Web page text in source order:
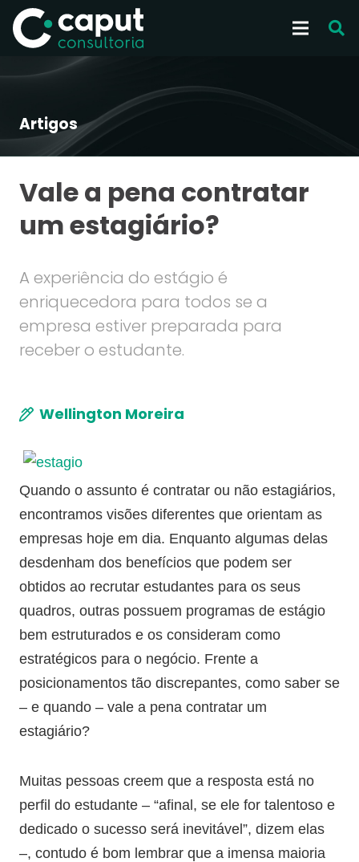
Artigos
Vale a pena contratar
um estagiário?
A experiência do estágio é
enriquecedora para todos se a
empresa estiver preparada para
receber o estudante.
Wellington Moreira
Quando o assunto é contratar ou não estagiários,
encontramos visões diferentes que orientam as
empresas hoje em dia. Enquanto algumas delas
desdenham dos benefícios que podem ser
obtidos ao recrutar estudantes para os seus
quadros, outras possuem programas de estágio
bem estruturados e os consideram como
estratégicos para o negócio. Frente a
posicionamentos tão discrepantes, como saber se
– e quando – vale a pena contratar um
estagiário?
Muitas pessoas creem que a resposta está no
perfil do estudante – “afinal, se ele for talentoso e
dedicado o sucesso será inevitável”, dizem elas
–, contudo é bom lembrar que a imensa maioria